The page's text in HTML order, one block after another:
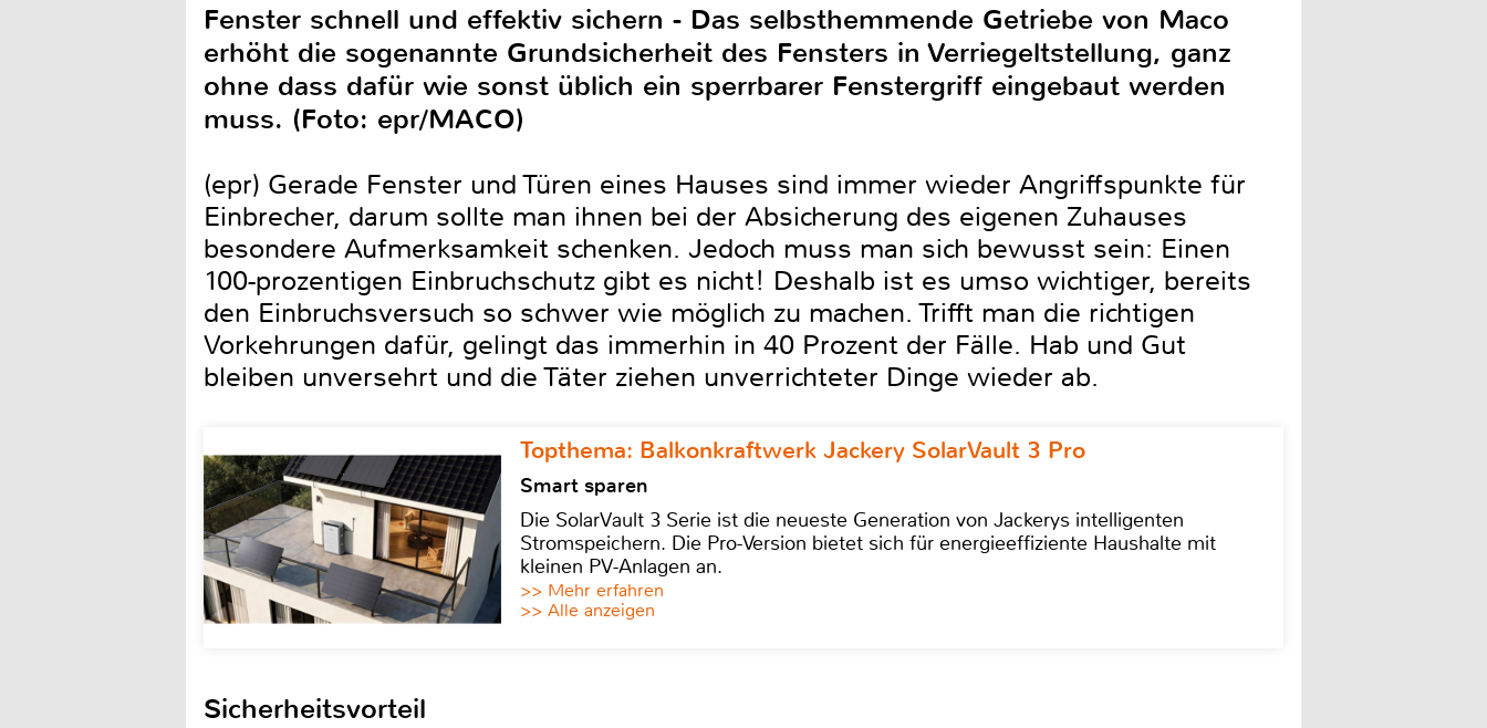
Fenster schnell und effektiv sichern - Das selbsthemmende Getriebe von Maco
erhöht die sogenannte Grundsicherheit des Fensters in Verriegeltstellung, ganz
ohne dass dafür wie sonst üblich ein sperrbarer Fenstergriff eingebaut werden
muss. (Foto: epr/MACO)
(epr) Gerade Fenster und Türen eines Hauses sind immer wieder Angriffspunkte für
Einbrecher, darum sollte man ihnen bei der Absicherung des eigenen Zuhauses
besondere Aufmerksamkeit schenken. Jedoch muss man sich bewusst sein: Einen
100-prozentigen Einbruchschutz gibt es nicht! Deshalb ist es umso wichtiger, bereits
den Einbruchsversuch so schwer wie möglich zu machen. Trifft man die richtigen
Vorkehrungen dafür, gelingt das immerhin in 40 Prozent der Fälle. Hab und Gut
bleiben unversehrt und die Täter ziehen unverrichteter Dinge wieder ab.
Topthema: Balkonkraftwerk Jackery SolarVault 3 Pro
Smart sparen
Die SolarVault 3 Serie ist die neueste Generation von Jackerys intelligenten
Stromspeichern. Die Pro-Version bietet sich für energieeffiziente Haushalte mit
kleinen PV-Anlagen an.
>> Mehr erfahren
>> Alle anzeigen
Sicherheitsvorteil